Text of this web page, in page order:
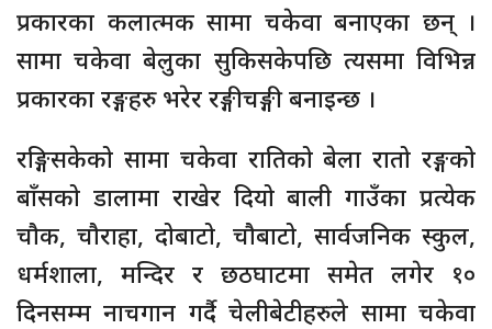
प्रकारका कलात्मक सामा चकेवा बनाएका छन् ।
सामा चकेवा बेलुका सुकिसकेपछि त्यसमा विभिन्न
प्रकारका रङ्गहरु भरेर रङ्गीचङ्गी बनाइन्छ ।
रङ्गिसकेको सामा चकेवा रातिको बेला रातो रङ्गको
बाँसको डालामा राखेर दियो बाली गाउँका प्रत्येक
चौक, चौराहा, दोबाटो, चौबाटो, सार्वजनिक स्कुल,
धर्मशाला, मन्दिर र छठघाटमा समेत लगेर १०
दिनसम्म नाचगान गर्दै चेलीबेटीहरुले सामा चकेवा